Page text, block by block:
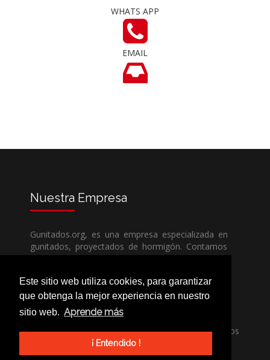
Este sitio web utiliza cookies, para garantizar
que obtenga la mejor experiencia en nuestro
sitio web. Aprende más
¡ Entendido !
WHATS APP
EMAIL
Nuestra Empresa
Gunitados.org, es una empresa especializada en
gunitados, proyectados de hormigón. Contamos
con todos los medios humanos y técnicos, para
competencia.
Si necesita una empresa de gunitados, no dude
en llamarnos, nuestros técnicos estran encantados
de poder ayudarle, ya sea usted particular o
profesional.